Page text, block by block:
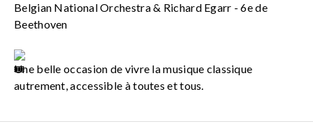
Belgian National Orchestra & Richard Egarr - 6e de
Beethoven
Une belle occasion de vivre la musique classique
autrement, accessible à toutes et tous.